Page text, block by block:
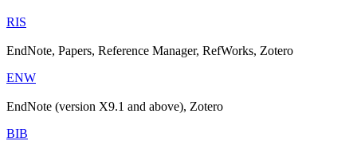
RIS
EndNote, Papers, Reference Manager, RefWorks, Zotero
ENW
EndNote (version X9.1 and above), Zotero
BIB